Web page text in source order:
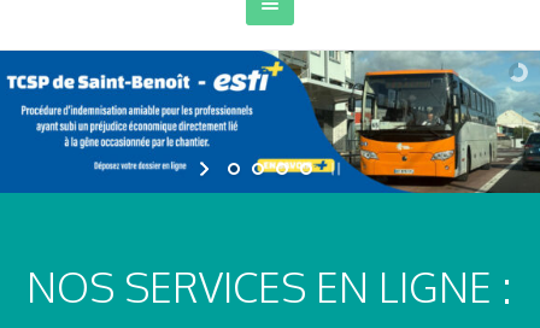
NOS SERVICES EN LIGNE :